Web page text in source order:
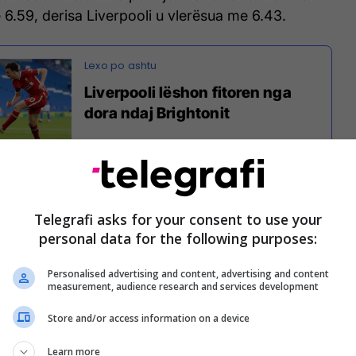
6.59, derisa Liverpooli u vlerësua me 6.43.
Liverpooli lëshon fitoren nga
dora ndaj Brightonit
më të mirë në këtë sfidë ishte Nathaniel
me notën 7.5.
i kësaj përballje doli të ishte Leandro
5.8.
të tjerë i të dyja skuadrave:
Telegrafi asks for your consent to use your
personal data for the following purposes:
Personalised advertising and content, advertising and content
measurement, audience research and services development
Store and/or access information on a device
Learn more